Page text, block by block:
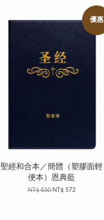
優惠
聖經和合本／簡體（塑膠面輕
便本）恩典藍
NT$ 650NT$ 572